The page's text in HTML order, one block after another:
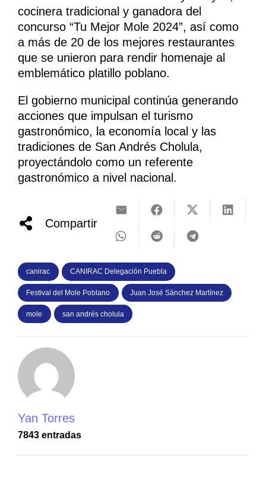
cocinera tradicional y ganadora del
concurso “Tu Mejor Mole 2024”, así como
a más de 20 de los mejores restaurantes
que se unieron para rendir homenaje al
emblemático platillo poblano.
El gobierno municipal continúa generando
acciones que impulsan el turismo
gastronómico, la economía local y las
tradiciones de San Andrés Cholula,
proyectándolo como un referente
gastronómico a nivel nacional.
Compartir
canirac CANIRAC Delegación Puebla
Festival del Mole Poblano Juan José Sánchez Martínez
mole san andrés cholula
Yan Torres
7843 entradas